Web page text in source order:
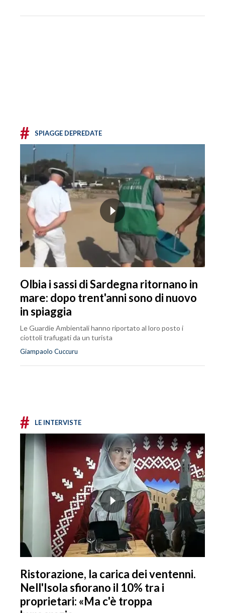
# SPIAGGE DEPREDATE
Olbia i sassi di Sardegna ritornano in
mare: dopo trent'anni sono di nuovo
in spiaggia
Le Guardie Ambientali hanno riportato al loro posto i
ciottoli trafugati da un turista
Giampaolo Cuccuru
# LE INTERVISTE
Ristorazione, la carica dei ventenni.
Nell'Isola sfiorano il 10% tra i
proprietari: «Ma c'è troppa